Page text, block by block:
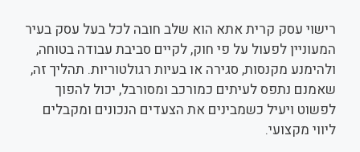
רישוי עסק קרית אתא הוא שלב חובה לכל בעל עסק בעיר
המעוניין לפעול על פי חוק, לקיים סביבת עבודה בטוחה,
ולהימנע מקנסות, סגירה או בעיות רגולטוריות. תהליך זה,
שאמנם נתפס לעיתים כמורכב ומסורבל, יכול להפוך
לפשוט ויעיל כשמבינים את הצעדים הנכונים ומקבלים
ליווי מקצועי.